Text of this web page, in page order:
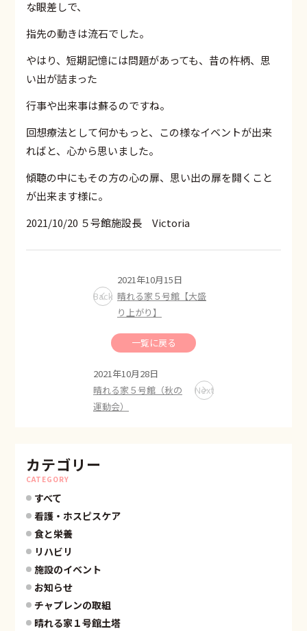
な眼差しで、
指先の動きは流石でした。
やはり、短期記憶には問題があっても、昔の杵柄、思
い出が詰まった
行事や出来事は蘇るのですね。
回想療法として何かもっと、この様なイベントが出来
ればと、心から思いました。
傾聴の中にもその方の心の扉、思い出の扉を開くこと
が出来ます様に。
2021/10/20 ５号館施設長 Victoria
Back
2021年10月15日
晴れる家５号館【大盛
り上がり】
一覧に戻る
2021年10月28日
晴れる家５号館（秋の
運動会）
Next
カテゴリー
CATEGORY
すべて
看護・ホスピスケア
食と栄養
リハビリ
施設のイベント
お知らせ
チャプレンの取組
晴れる家１号館土塔